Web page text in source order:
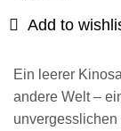
Add to
Ein leerer
andere Welt –